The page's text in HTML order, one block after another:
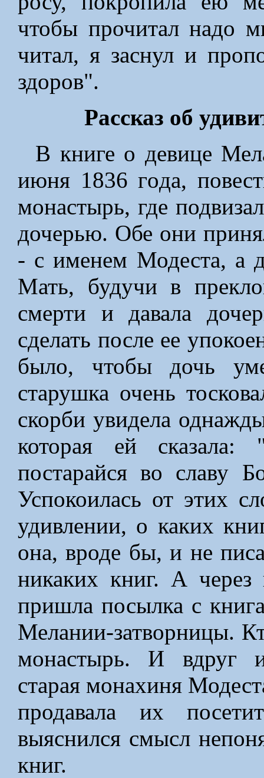
чтобы прочитал надо
читал, я заснул и
здоров".
Рассказ об
В книге о девице
июня 1836 гoда,
монастырь, где
дочерью. Обе они
- с именем Модеста, а
Мать, будучи в
смерти и давала
сделать после ее
было, чтобы дочь
старушка очень
скорби увидела
которая ей сказала:
постарайся во славу
Успокоилась от этих
удивлении, о каких
она, вроде бы, и не
никаких книг. А через
пришла посылка с
Мелании-затворницы.
монастырь. И вдруг
старая монахиня
продавала их
выяснился смысл
книг.